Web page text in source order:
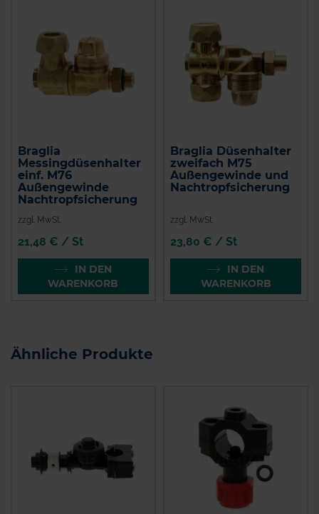
Braglia
Messingdüsenhalter
einf. M76
Außengewinde
Nachtropfsicherung
zzgl. MwSt.
21,48 € / St
IN DEN
WARENKORB
Braglia Düsenhalter
zweifach M75
Außengewinde und
Nachtropfsicherung
zzgl. MwSt.
23,80 € / St
IN DEN
WARENKORB
Ähnliche Produkte